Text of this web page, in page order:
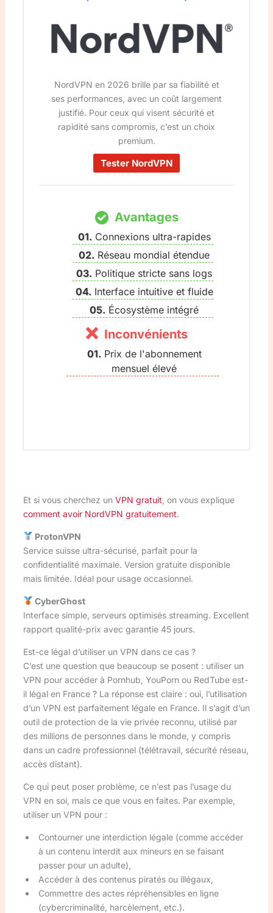
NordVPN en 2026 brille par sa fiabilité et
ses performances, avec un coût largement
justifié. Pour ceux qui visent sécurité et
rapidité sans compromis, c’est un choix
premium.
Tester NordVPN
Avantages
Connexions ultra-rapides
Réseau mondial étendue
Politique stricte sans logs
Interface intuitive et fluide
Écosystème intégré
Inconvénients
Prix de l'abonnement
mensuel élevé
Et si vous cherchez un VPN gratuit , on vous explique
comment avoir NordVPN gratuitement.
ProtonVPN
Service suisse ultra-sécurisé, parfait pour la
confidentialité maximale. Version gratuite disponible
mais limitée. Idéal pour usage occasionnel.
CyberGhost
Interface simple, serveurs optimisés streaming. Excellent
rapport qualité-prix avec garantie 45 jours.
Est-ce légal d’utiliser un VPN dans ce cas ?
C’est une question que beaucoup se posent : utiliser un
VPN pour accéder à Pornhub, YouPorn ou RedTube est-
il légal en France ? La réponse est claire : oui, l’utilisation
d’un VPN est parfaitement légale en France. Il s’agit d’un
outil de protection de la vie privée reconnu, utilisé par
des millions de personnes dans le monde, y compris
dans un cadre professionnel (télétravail, sécurité réseau,
accès distant).
Ce qui peut poser problème, ce n’est pas l’usage du
VPN en soi, mais ce que vous en faites. Par exemple,
utiliser un VPN pour :
Contourner une interdiction légale (comme accéder
à un contenu interdit aux mineurs en se faisant
passer pour un adulte),
Accéder à des contenus piratés ou illégaux,
Commettre des actes répréhensibles en ligne
(cybercriminalité, harcèlement, etc.).